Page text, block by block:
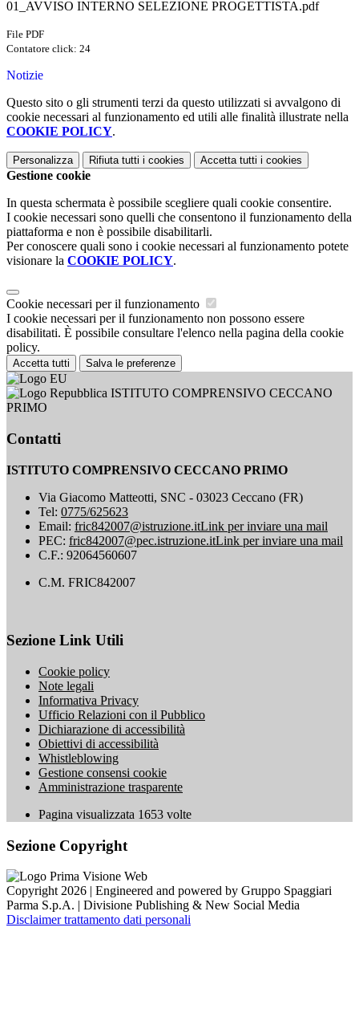
01_AVVISO INTERNO SELEZIONE PROGETTISTA.pdf
File PDF
Contatore click: 24
Notizie
Questo sito o gli strumenti terzi da questo utilizzati si avvalgono di
cookie necessari al funzionamento ed utili alle finalità illustrate nella
COOKIE POLICY.
Personalizza Rifiuta tutti i cookies Accetta tutti i cookies
Gestione cookie
In questa schermata è possibile scegliere quali cookie consentire.
I cookie necessari sono quelli che consentono il funzionamento della
piattaforma e non è possibile disabilitarli.
Per conoscere quali sono i cookie necessari al funzionamento potete
visionare la COOKIE POLICY.
Cookie necessari per il funzionamento
I cookie necessari per il funzionamento non possono essere
disabilitati. È possibile consultare l'elenco nella pagina della cookie
policy.
Accetta tutti Salva le preferenze
ISTITUTO COMPRENSIVO CECCANO
PRIMO
Contatti
ISTITUTO COMPRENSIVO CECCANO PRIMO
Via Giacomo Matteotti, SNC - 03023 Ceccano (FR)
Tel: 0775/625623
Email: fric842007@istruzione.itLink per inviare una mail
PEC: fric842007@pec.istruzione.itLink per inviare una mail
C.F.: 92064560607
C.M. FRIC842007
Sezione Link Utili
Cookie policy
Note legali
Informativa Privacy
Ufficio Relazioni con il Pubblico
Dichiarazione di accessibilità
Obiettivi di accessibilità
Whistleblowing
Gestione consensi cookie
Amministrazione trasparente
Pagina visualizzata 1653 volte
Sezione Copyright
Copyright 2026 | Engineered and powered by Gruppo Spaggiari
Parma S.p.A. | Divisione Publishing & New Social Media
Disclaimer trattamento dati personali